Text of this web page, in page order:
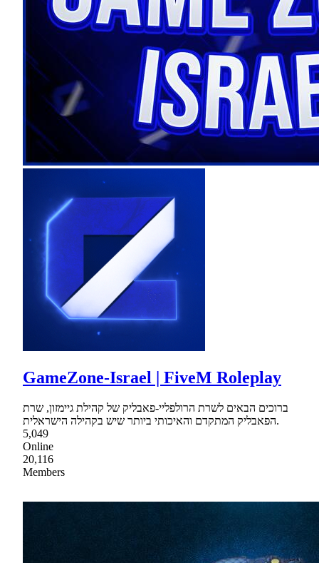
GameZone-Israel | FiveM Roleplay
ברוכים הבאים לשרת הרולפליי-פאבליק של קהילת גיימזון, שרת
הפאבליק המתקדם והאיכותי ביותר שיש בקהילה הישראלית.
5,049
Online
20,116
Members